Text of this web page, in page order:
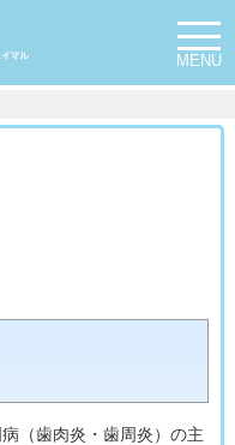
MENU
（歯肉炎・歯周炎）の主